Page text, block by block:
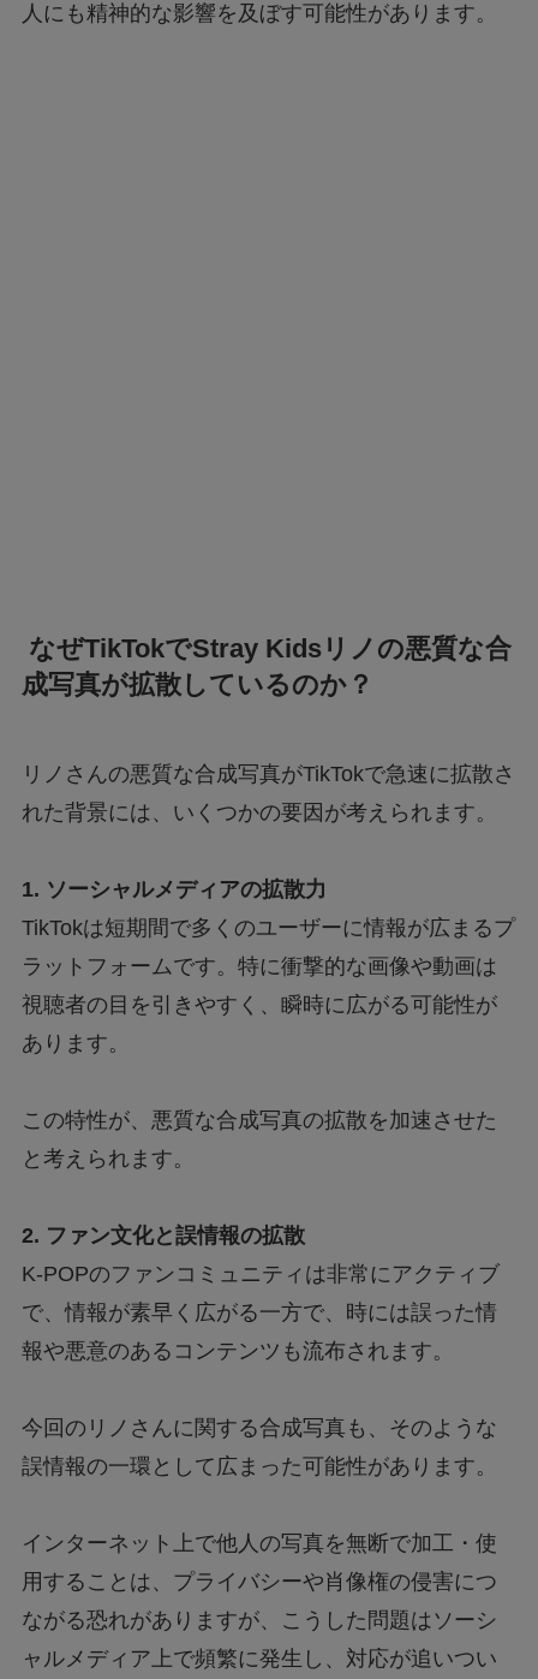
人にも精神的な影響を及ぼす可能性があります。
なぜTikTokでStray Kidsリノの悪質な合
成写真が拡散しているのか？
リノさんの悪質な合成写真がTikTokで急速に拡散さ
れた背景には、いくつかの要因が考えられます。
1. ソーシャルメディアの拡散力
TikTokは短期間で多くのユーザーに情報が広まるプ
ラットフォームです。特に衝撃的な画像や動画は
視聴者の目を引きやすく、瞬時に広がる可能性が
あります。
この特性が、悪質な合成写真の拡散を加速させた
と考えられます。
2. ファン文化と誤情報の拡散
K-POPのファンコミュニティは非常にアクティブ
で、情報が素早く広がる一方で、時には誤った情
報や悪意のあるコンテンツも流布されます。
今回のリノさんに関する合成写真も、そのような
誤情報の一環として広まった可能性があります。
インターネット上で他人の写真を無断で加工・使
用することは、プライバシーや肖像権の侵害につ
ながる恐れがありますが、こうした問題はソーシ
ャルメディア上で頻繁に発生し、対応が追いつい